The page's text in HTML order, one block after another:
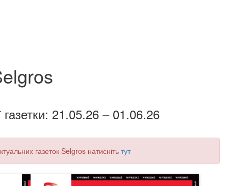
газетки: 21.05.26 – 01.06.26
газеток Selgros натисніть тут